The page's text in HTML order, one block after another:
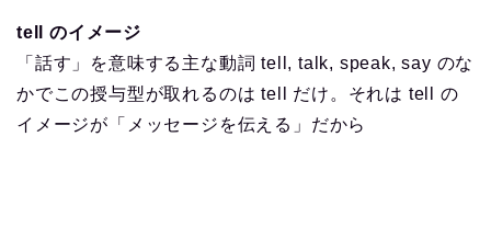
tell のイメージ
「話す」を意味する主な動詞 tell, talk, speak, say のな
かでこの授与型が取れるのは tell だけ。それは tell の
イメージが「メッセージを伝える」だから